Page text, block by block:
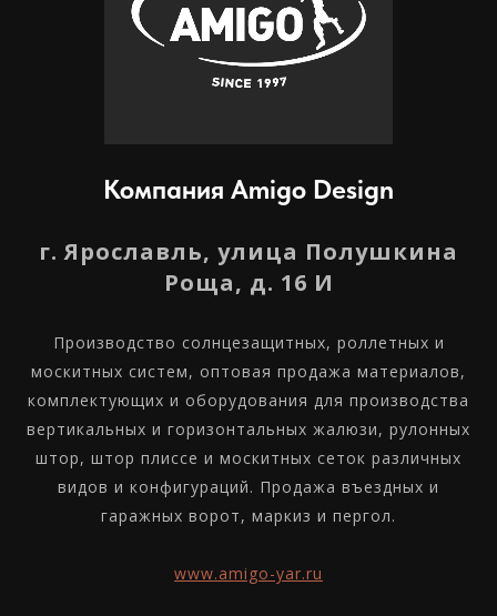
Компания Amigo Design
г. Ярославль, улица Полушкина
Роща, д. 16 И
Производство солнцезащитных, роллетных и
москитных систем, оптовая продажа материалов,
комплектующих и оборудования для производства
вертикальных и горизонтальных жалюзи, рулонных
штор, штор плиссе и москитных сеток различных
видов и конфигураций. Продажа въездных и
гаражных ворот, маркиз и пергол.
www.amigo-yar.ru